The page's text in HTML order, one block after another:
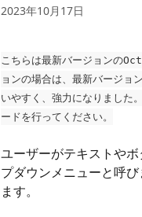
2023年10月17日
こちらは最新バージョンの
ョンの場合は、最新バージョ
いやすく、強力になりました
ードを行ってください。
ユーザーがテキストや
プダウンメニューと呼
ます。